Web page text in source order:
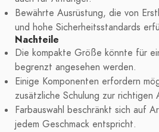
Bewährte Ausrüstung, die von
und hohe Sicherheitsstandards
Nachteile
Die kompakte Größe könnte für
begrenzt angesehen werden.
Einige Komponenten erfordern
zusätzliche Schulung zur richtigen
Farbauswahl beschränkt sich auf
jedem Geschmack entspricht.